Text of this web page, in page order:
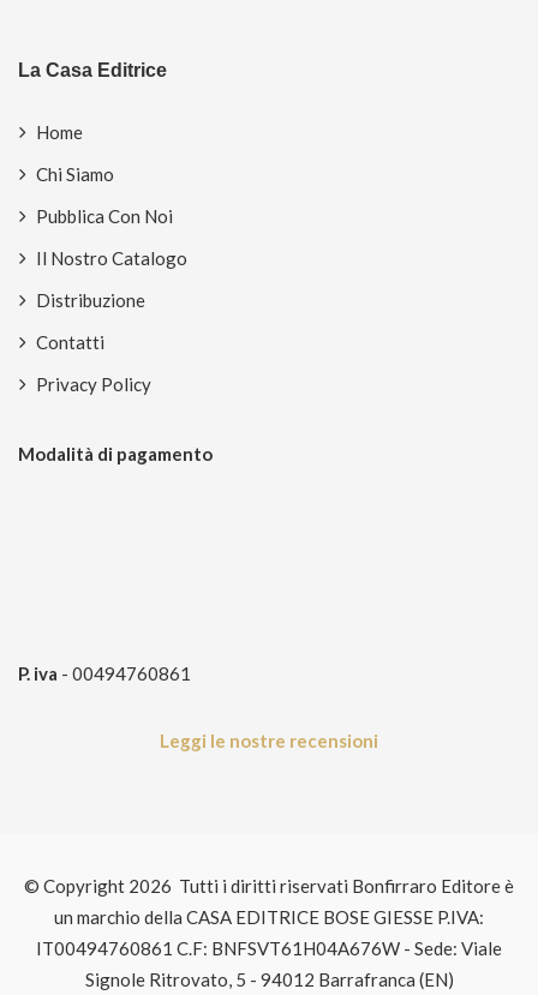
La Casa Editrice
Home
Chi Siamo
Pubblica Con Noi
Il Nostro Catalogo
Distribuzione
Contatti
Privacy Policy
Modalità di pagamento
P. iva - 00494760861
Leggi le nostre recensioni
© Copyright 2026 Tutti i diritti riservati Bonfirraro Editore è
un marchio della CASA EDITRICE BOSE GIESSE P.IVA:
IT00494760861 C.F: BNFSVT61H04A676W - Sede: Viale
Signole Ritrovato, 5 - 94012 Barrafranca (EN)